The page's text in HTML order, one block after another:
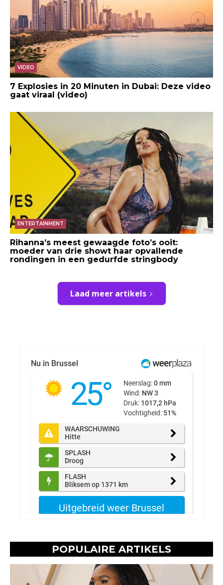
VIDEO
7 Explosies in 20 Minuten in Dubai: Deze video
gaat viraal (video)
ENTERTAINMENT
Rihanna’s meest gewaagde foto’s ooit:
moeder van drie showt haar opvallende
rondingen in een gedurfde stringbody
Laad meer artikels
POPULAIRE ARTIKELS